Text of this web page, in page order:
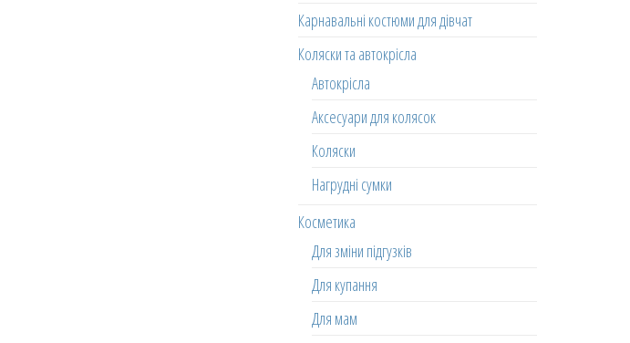
Карнавальні костюми для дівчат
Коляски та автокрісла
Автокрісла
Аксесуари для колясок
Коляски
Нагрудні сумки
Косметика
Для зміни підгузків
Для купання
Для мам